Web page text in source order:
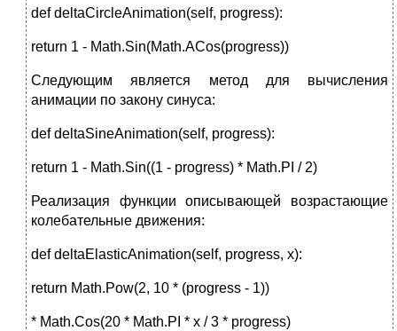
def deltaCircleAnimation(self, progress):
return 1 - Math.Sin(Math.ACos(progress))
Следующим является метод для вычисления
анимации по закону синуса:
def deltaSineAnimation(self, progress):
return 1 - Math.Sin((1 - progress) * Math.PI / 2)
Реализация функции описывающей возрастающие
колебательные движения:
def deltaElasticAnimation(self, progress, x):
return Math.Pow(2, 10 * (progress - 1))
* Math.Cos(20 * Math.PI * x / 3 * progress)